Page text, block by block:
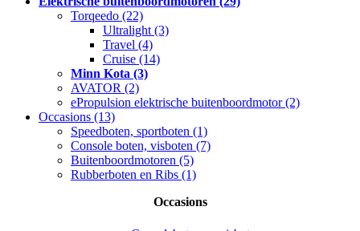
Torqeedo (22)
Ultralight (3)
Travel (4)
Cruise (14)
Minn Kota (3)
AVATOR (2)
ePropulsion elektrische buitenboordmotor (2)
Occasions (13)
Speedboten, sportboten (1)
Console boten, visboten (7)
Buitenboordmotoren (5)
Rubberboten en Ribs (1)
Occasions